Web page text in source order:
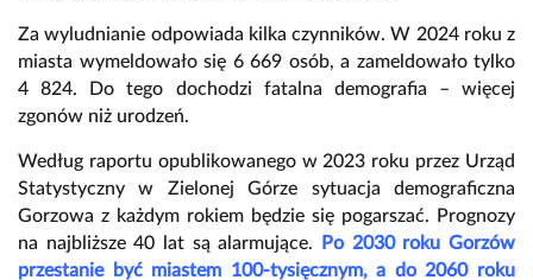
Za wyludnianie odpowiada kilka czynników. W 2024 roku z
miasta wymeldowało się 6 669 osób, a zameldowało tylko
4 824. Do tego dochodzi fatalna demografia – więcej
zgonów niż urodzeń.
Według raportu opublikowanego w 2023 roku przez Urząd
Statystyczny w Zielonej Górze sytuacja demograficzna
Gorzowa z każdym rokiem będzie się pogarszać.
Prognozy
na najbliższe 40 lat są alarmujące.
Po 2030 roku Gorzów
przestanie być miastem 100-tysięcznym, a do 2060 roku